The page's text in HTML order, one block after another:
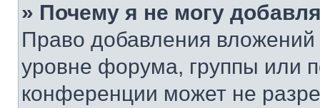
» Почему я не могу
Право добавления
уровне форума, группы или
конференции может не